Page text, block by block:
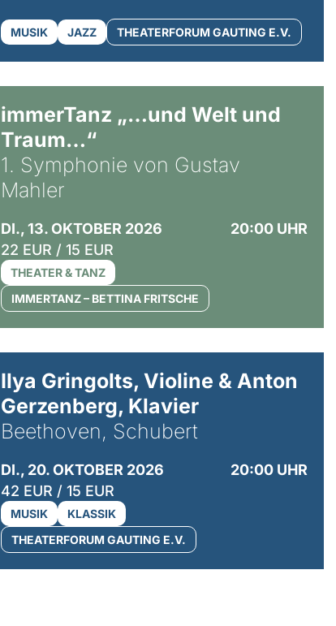
MUSIK JAZZ THEATERFORUM GAUTING E.V.
immerTanz „…und Welt und
Traum…“
1. Symphonie von Gustav
Mahler
DI., 13. OKTOBER 2026
20:00 UHR
22 EUR / 15 EUR
THEATER & TANZ
IMMERTANZ – BETTINA FRITSCHE
Ilya Gringolts, Violine & Anton
Gerzenberg, Klavier
Beethoven, Schubert
DI., 20. OKTOBER 2026
20:00 UHR
42 EUR / 15 EUR
MUSIK
KLASSIK
THEATERFORUM GAUTING E.V.